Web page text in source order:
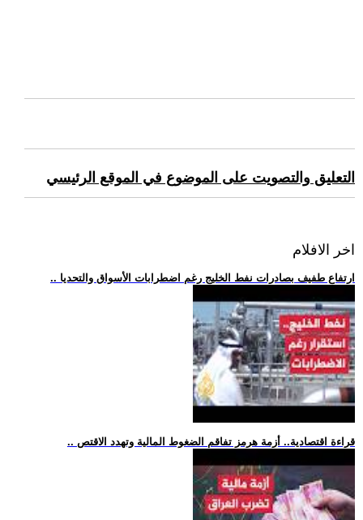
التعليق والتصويت على الموضوع في الموقع الرئيسي
اخر الافلام
.. ارتفاع طفيف بصادرات نفط الخليج رغم اضطرابات الأسواق والتحديا
.. قراءة اقتصادية.. أزمة هرمز تفاقم الضغوط المالية وتهدد الاقتص